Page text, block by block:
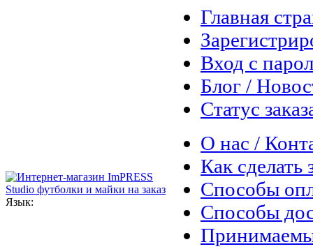
Язык:
Главная
Вход с
Блог /
Статус
О нас /
Как сделать
Способы
Способы